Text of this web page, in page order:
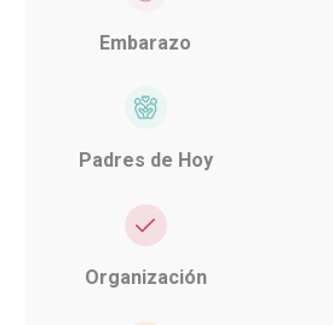
Embarazo
Padres de Hoy
Organización